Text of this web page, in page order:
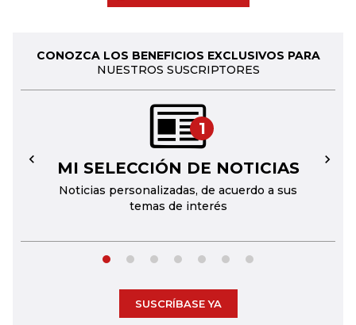
CONOZCA LOS BENEFICIOS EXCLUSIVOS PARA
NUESTROS SUSCRIPTORES
1
MI SELECCIÓN DE NOTICIAS
Noticias personalizadas, de acuerdo a sus
temas de interés
← →
SUSCRÍBASE YA